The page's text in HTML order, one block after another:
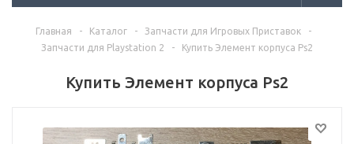
Главная - Каталог - Запчасти для Игровых Приставок
-
Запчасти для Playstation 2
- Купить Элемент корпуса Ps2
Купить Элемент корпуса Ps2